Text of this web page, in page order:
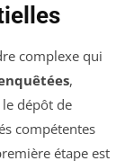
complexe qui
,
dépôt de
compétentes
étape est